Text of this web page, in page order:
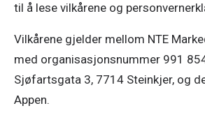
til å lese vilkårene og
Vilkårene gjelder mellom NTE
med organisasjonsnummer 991
Sjøfartsgata 3, 7714 Steinkjer, og
Appen.